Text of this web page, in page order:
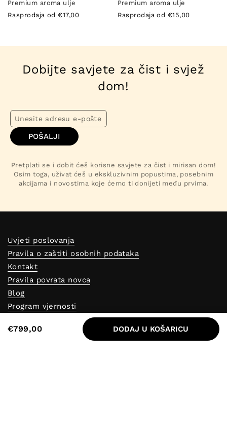
Premium aroma ulje
Rasprodaja od €17,00
Premium aroma ulje
Rasprodaja od €15,00
Dobijte savjete za čist i svjež
dom!
POŠALJI
Pretplati se i dobit ćeš korisne savjete za čist i mirisan dom!
Osim toga, uživat ćeš u ekskluzivnim popustima, posebnim
akcijama i novostima koje ćemo ti donijeti među prvima.
Uvjeti poslovanja
Pravila o zaštiti osobnih podataka
Kontakt
Pravila povrata novca
Blog
Program vjernosti
Reklamacijski obrazac
Predajne
€799,00 DODAJ U KOŠARICUNagrade